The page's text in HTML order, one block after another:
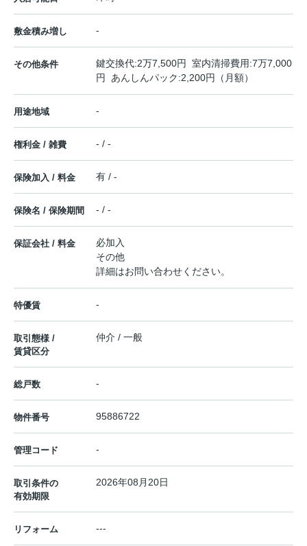
敷金積み増し -
その他条件
鍵交換代:2万7,500円 室内清掃費用:7万7,000
円 あんしんパック:2,200円（月額）
用途地域 -
権利金 / 雑費 - / -
保険加入 / 料金 有 / -
保険名 / 保険期間 - / -
保証会社 / 料金
必加入
その他
詳細はお問い合わせください。
特優賃 -
取引態様 /
賃貸区分
仲介 / 一般
総戸数 -
物件番号 95886722
管理コード -
取引条件の
有効期限
2026年08月20日
リフォーム ---